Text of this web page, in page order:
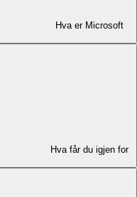
Hva er Microsoft
Hva får du igjen for